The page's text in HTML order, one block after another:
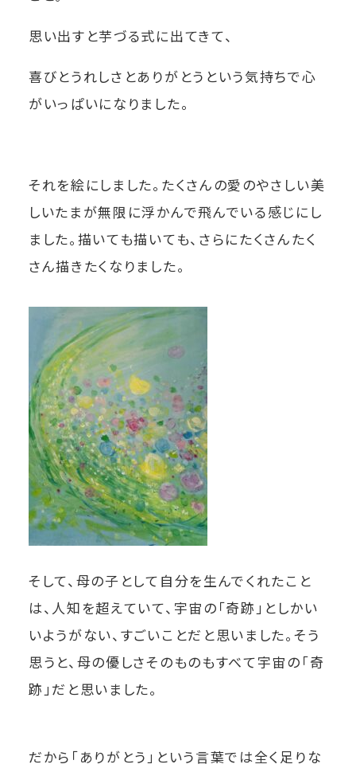
思い出すと芋づる式に出てきて、
喜びとうれしさとありがとうという気持ちで心
がいっぱいになりました。
それを絵にしました。たくさんの愛のやさしい美
しいたまが無限に浮かんで飛んでいる感じにし
ました。描いても描いても、さらにたくさんたく
さん描きたくなりました。
そして、母の子として自分を生んでくれたこと
は、人知を超えていて、宇宙の「奇跡」としかい
いようがない、すごいことだと思いました。そう
思うと、母の優しさそのものもすべて宇宙の「奇
跡」だと思いました。
だから「ありがとう」という言葉では全く足りな